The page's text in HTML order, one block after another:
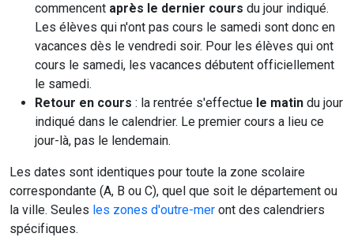
commencent après le dernier cours du jour indiqué.
Les élèves qui n'ont pas cours le samedi sont donc en
vacances dès le vendredi soir. Pour les élèves qui ont
cours le samedi, les vacances débutent officiellement
le samedi.
Retour en cours : la rentrée s'effectue le matin du jour
indiqué dans le calendrier. Le premier cours a lieu ce
jour-là, pas le lendemain.
Les dates sont identiques pour toute la zone scolaire
correspondante (A, B ou C), quel que soit le département ou
la ville. Seules les zones d'outre-mer ont des calendriers
spécifiques.